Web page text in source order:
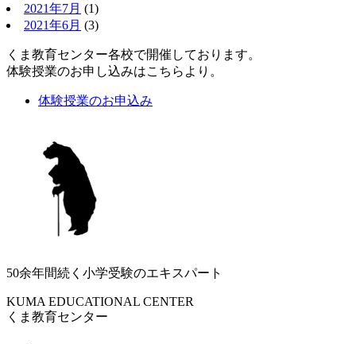
2021年7月 (1)
2021年6月 (3)
くま教育センター各校で開催しております。
体験授業のお申し込みはこちらより。
体験授業のお申込み
50余年間続く小学受験のエキスパート
KUMA EDUCATIONAL CENTER
くま教育センター